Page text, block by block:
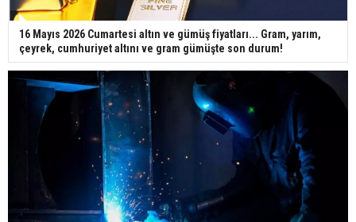
16 Mayıs 2026 Cumartesi altın ve gümüş fiyatları... Gram, yarım,
çeyrek, cumhuriyet altını ve gram gümüşte son durum!